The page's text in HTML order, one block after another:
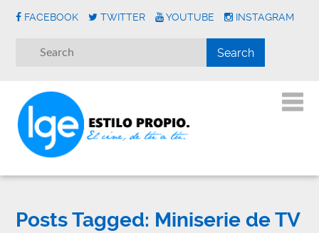
FACEBOOK TWITTER YOUTUBE INSTAGRAM
Posts Tagged: Miniserie de TV